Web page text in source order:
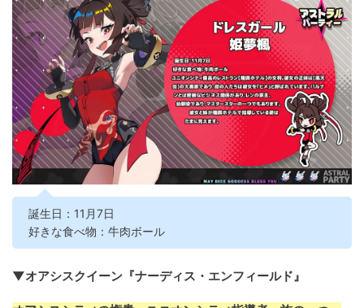
誕生日：11月7日
好きな食べ物：牛肉ボール
▼オアシスクイーン『ナーディス・エンフィールド』